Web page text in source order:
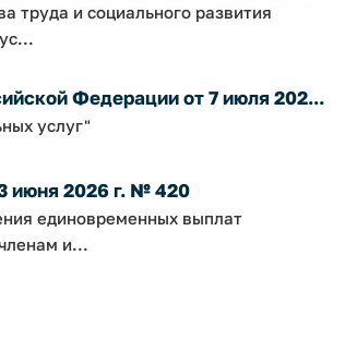
труда и социального развития
Федерации от 7 июля 202...
услуг"
июня 2026 г. № 420
единовременных выплат
и...